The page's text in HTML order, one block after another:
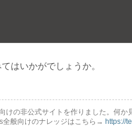
はいかがでしょうか。
けの非公式サイトを作りました。何か
全般向けのナレッジはこちら→ https://